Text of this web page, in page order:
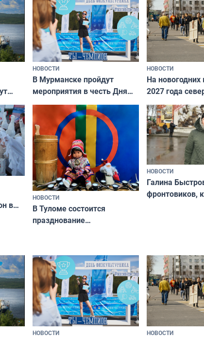
НОВОСТИ
В Мурманске пройдут
мероприятия в честь Дня
физкультурника
НОВОСТИ
На новогодних
2027 года
отдыхать 11
в
НОВОСТИ
В Туломе состоится
празднование
НОВОСТИ
Галина
фронтовиков,
НОВОСТИ НОВОСТИ